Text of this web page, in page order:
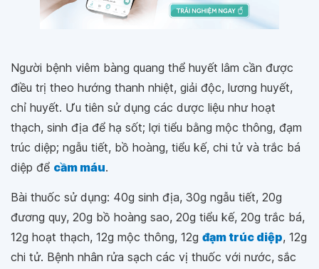
Người bệnh viêm bàng quang thể huyết lâm cần được
điều trị theo hướng thanh nhiệt, giải độc, lương huyết,
chỉ huyết. Ưu tiên sử dụng các dược liệu như hoạt
thạch, sinh địa để hạ sốt; lợi tiểu bằng mộc thông, đạm
trúc diệp; ngẫu tiết, bồ hoàng, tiểu kế, chi tử và trắc bá
diệp để cầm máu.
Bài thuốc sử dụng: 40g sinh địa, 30g ngẫu tiết, 20g
đương quy, 20g bồ hoàng sao, 20g tiểu kế, 20g trắc bá,
12g hoạt thạch, 12g mộc thông, 12g đạm trúc diệp, 12g
chi tử. Bệnh nhân rửa sạch các vị thuốc với nước, sắc